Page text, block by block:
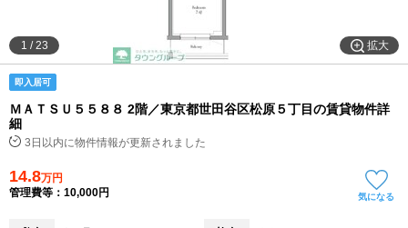
不動産会社から
拡大
1 /23
即入居可
ＭＡＴＳＵ５５８８ 2階／東京都世田谷区松原５丁目の賃貸物件詳
細
3日以内に物件情報が更新されました
14.8万円
管理費等：10,000円
気になる